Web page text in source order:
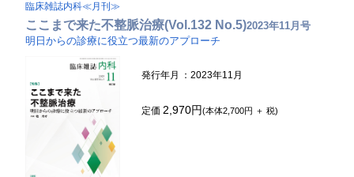
臨床雑誌内科≪月刊≫
ここまで来た不整脈治療(Vol.132 No.5)2023年11月号
明日からの診療に役立つ最新のアプローチ
発行年月 ：2023年11月
定価2,970円(本体2,700円 ＋ 税)